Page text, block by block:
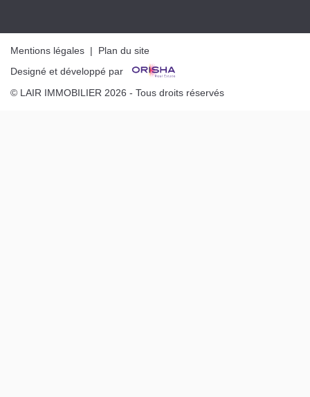
Mentions légales | Plan du site
Designé et développé par
© LAIR IMMOBILIER 2026 - Tous droits réservés